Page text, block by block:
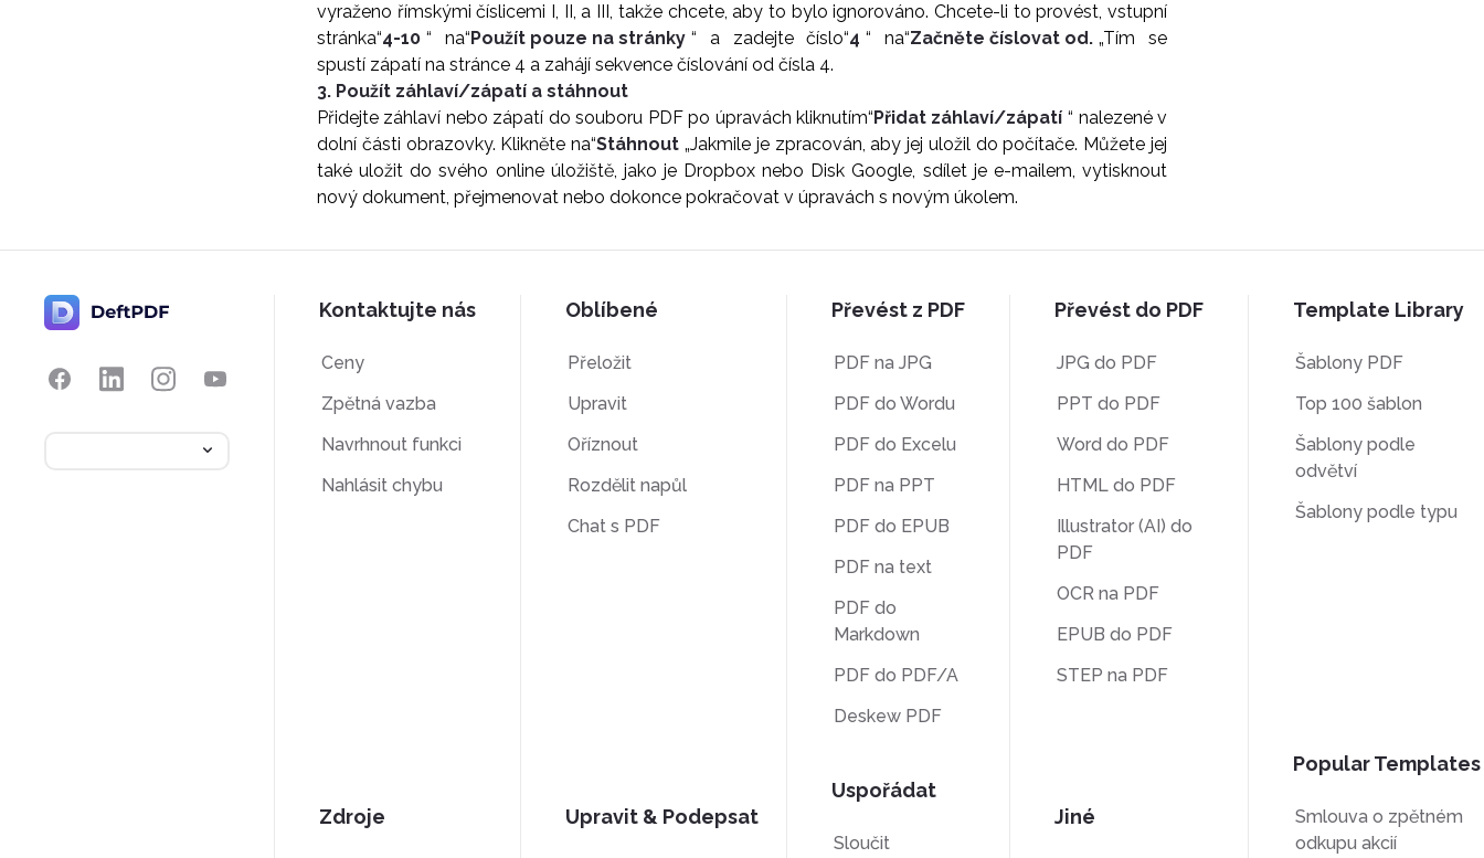
vyraženo římskými číslicemi I, II, a III, takže chcete, aby to bylo ignorováno. Chcete-li to provést, vstupní
stránka“4-10 “ na“Použít pouze na stránky “ a zadejte číslo“4 “ na“Začněte číslovat od. „Tím se
spustí zápatí na stránce 4 a zahájí sekvence číslování od čísla 4.
3. Použít záhlaví/zápatí a stáhnout
Přidejte záhlaví nebo zápatí do souboru PDF po úpravách kliknutím“Přidat záhlaví/zápatí “ nalezené v
dolní části obrazovky. Klikněte na“Stáhnout „Jakmile je zpracován, aby jej uložil do počítače. Můžete jej
také uložit do svého online úložiště, jako je Dropbox nebo Disk Google, sdílet je e-mailem, vytisknout
nový dokument, přejmenovat nebo dokonce pokračovat v úpravách s novým úkolem.
Kontaktujte nás
Ceny
Zpětná vazba
Navrhnout funkci
Nahlásit chybu
Zdroje
Oblíbené
Přeložit
Upravit
Oříznout
Rozdělit napůl
Chat s PDF
Upravit & Podepsat
Převést z PDF
PDF na JPG
PDF do Wordu
PDF do Excelu
PDF na PPT
PDF do EPUB
PDF na text
PDF do
Markdown
PDF do PDF/A
Deskew PDF
Uspořádat
Sloučit
Převést do PDF
JPG do PDF
PPT do PDF
Word do PDF
HTML do PDF
Illustrator (AI) do
PDF
OCR na PDF
EPUB do PDF
STEP na PDF
Jiné
Template Library
Šablony PDF
Top 100 šablon
Šablony podle
odvětví
Šablony podle typu
Popular Templates
Smlouva o zpětném
odkupu akcií